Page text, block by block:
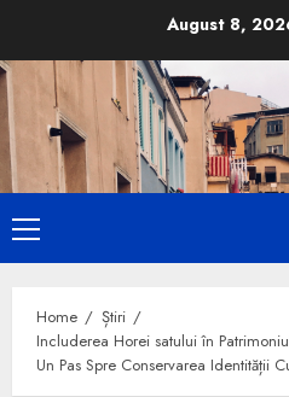
content
August 8,
Primary
Menu
Home
Știri
Includerea Horei satului în
Un Pas Spre Conservarea Identității